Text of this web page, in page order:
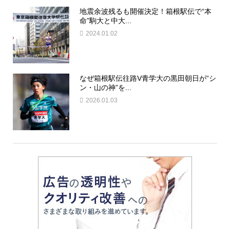
地震余波残るも開催決定！箱根駅伝で“本
命”駒大と中大...
2024.01.02
なぜ箱根駅伝往路V青学大の黒田朝日が“シ
ン・山の神”を...
2026.01.03